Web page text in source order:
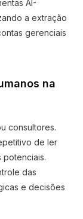
AI-
a extração
gerenciais
na
consultores.
de ler
potenciais.
das
e decisões